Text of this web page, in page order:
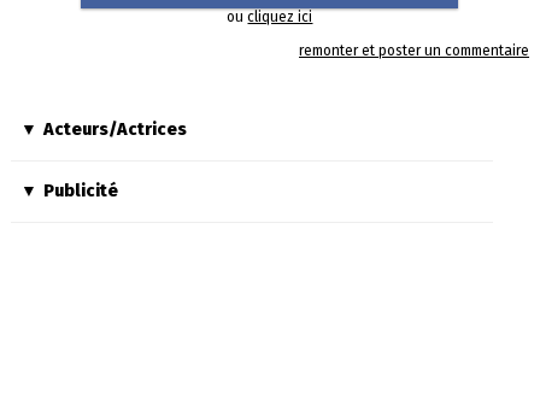
oucliquez ici
remonter et poster un commentaire
Acteurs/Actrices
Publicité